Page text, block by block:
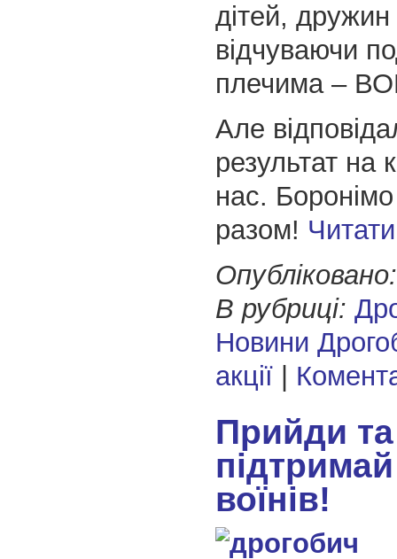
дітей, дружин
відчуваючи
плечима –
Але
результат на
нас. Боронімо
разом!
Опубліковано:
В рубриці:
Новини
акції|
Прийди та
воїнів!